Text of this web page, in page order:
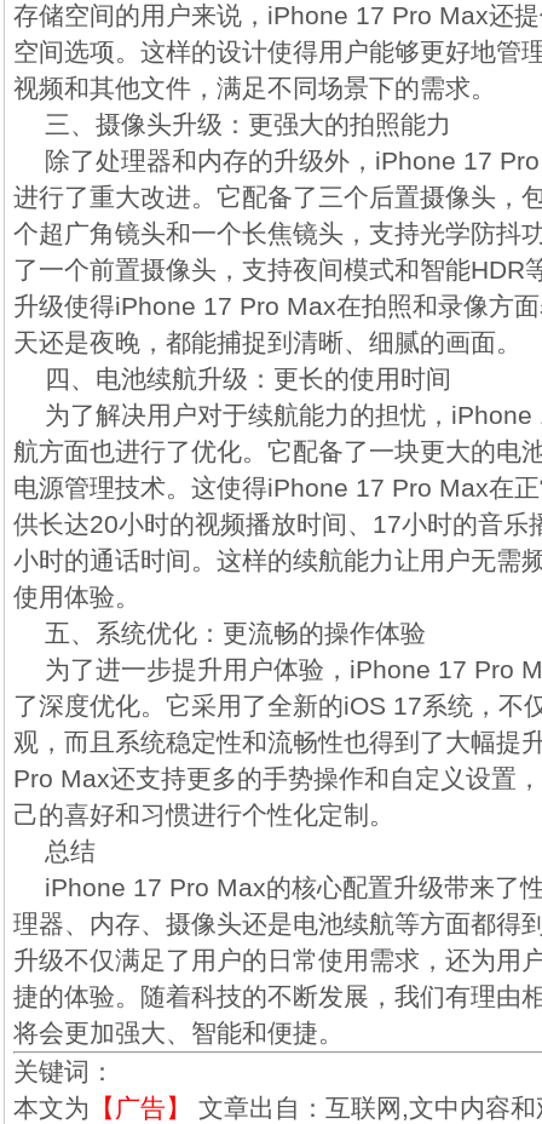
存储空间的用户来说，iPhone 17 Pro Max还
空间选项。这样的设计使得用户能够更好地管
视频和其他文件，满足不同场景下的需求。
三、摄像头升级：更强大的拍照能力
除了处理器和内存的升级外，iPhone 17
进行了重大改进。它配备了三个后置摄像头，
个超广角镜头和一个长焦镜头，支持光学防抖
了一个前置摄像头，支持夜间模式和智能HDR
升级使得iPhone 17 Pro Max在拍照和录像方
天还是夜晚，都能捕捉到清晰、细腻的画面。
四、电池续航升级：更长的使用时间
为了解决用户对于续航能力的担忧，
航方面也进行了优化。它配备了一块更大的电
电源管理技术。这使得iPhone 17 Pro Max在
供长达20小时的视频播放时间、17小时的音乐
小时的通话时间。这样的续航能力让用户无需
使用体验。
五、系统优化：更流畅的操作体验
为了进一步提升用户体验，iPhone 17 Pro
了深度优化。它采用了全新的iOS 17系统，不
观，而且系统稳定性和流畅性也得到了大幅提
Pro Max还支持更多的手势操作和自定义设置
己的喜好和习惯进行个性化定制。
总结
iPhone 17 Pro Max的核心配置升级带来了
理器、内存、摄像头还是电池续航等方面都得
升级不仅满足了用户的日常使用需求，还为用
捷的体验。随着科技的不断发展，我们有理由
将会更加强大、智能和便捷。
关键词：
本文为 【广告】
文章出自：互联网,文中内容